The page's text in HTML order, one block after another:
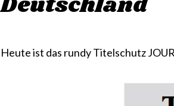
Heute ist das rundy Titelschutz